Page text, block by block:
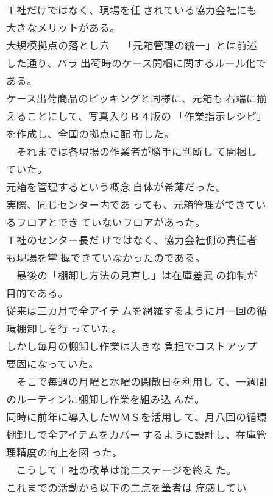
Ｔ社だけではなく、現場を任 されている協力会社にも
大きなメリットがある。
大規模拠点の落とし穴 「元箱管理の統一」とは前述
した通り、バラ 出荷時のケース開梱に関するルール化で
ある。
ケース出荷商品のピッキングと同様に、元箱も 右端に揃
えることにして、写真入りＢ４版の 「作業指示レシピ」
を作成し、全国の拠点に配 布した。
それまでは各現場の作業者が勝手に判断し て開梱し
ていた。
元箱を管理するという概念 自体が希薄だった。
実際、同じセンター内であ っても、元箱管理ができてい
るフロアとでき ていないフロアがあった。
Ｔ社のセンター長だ けではなく、協力会社側の責任者
も現場を掌 握できていなかったのである。
最後の「棚卸し方法の見直し」は在庫差異 の抑制が
目的である。
従来は三カ月で全アイテ ムを網羅するように月一回の循
環棚卸しを行 っていた。
しかし毎月の棚卸し作業は大きな 負担でコストアップ
要因になっていた。
そこで毎週の月曜と水曜の閑散日を利用し て、一週間
のルーティンに棚卸し作業を組み込 んだ。
同時に前年に導入したＷＭＳを活用し て、月八回の循環
棚卸しで全アイテムをカバー するように設計し、在庫管
理精度の向上を図 った。
こうしてＴ社の改革は第二ステージを終え た。
これまでの活動から以下の二点を筆者は 痛感してい